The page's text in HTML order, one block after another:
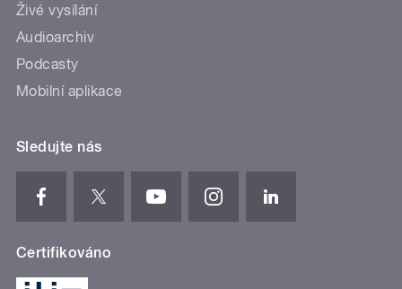
Živé vysílání
Audioarchiv
Podcasty
Mobilní aplikace
Sledujte nás
Certifikováno